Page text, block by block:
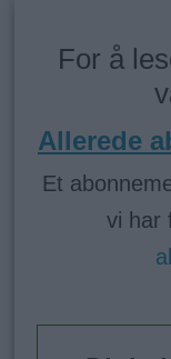
For å
Allerede
Et
vi har